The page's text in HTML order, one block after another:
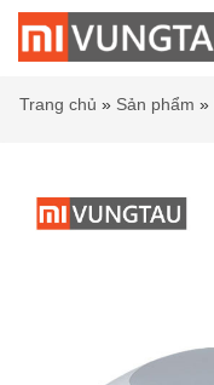
Trang chủ » Sản phẩm »